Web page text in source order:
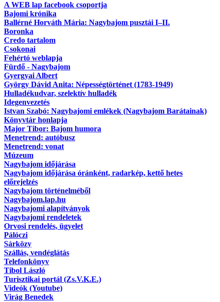
A WEB lap facebook csoportja
Bajomi krónika
Ballérné Horváth Mária: Nagybajom pusztái I–II.
Boronka
Credo tartalom
Csokonai
Fehértó weblapja
Fürdő - Nagybajom
Gyergyai Albert
György Dávid Anita: Népességtörténet (1783-1949)
Hulladékudvar, szelektív hulladék
Idegenvezetés
Istvan Szabó: Nagybajomi emlékek (Nagybajom Barátainak)
Könyvtár honlapja
Major Tibor: Bajom humora
Menetrend: autóbusz
Menetrend: vonat
Múzeum
Nagybajom időjárása
Nagybajom időjárása óránként, radarkép, kettő hetes
előrejelzés
Nagybajom történelméből
Nagybajom.lap.hu
Nagybajomi alapítványok
Nagybajomi rendeletek
Orvosi rendelés, ügyelet
Pálóczi
Sárközy
Szállás, vendéglátás
Telefonkönyv
Tibol László
Turisztikai portál (Zs.V.K.E.)
Videók (Youtube)
Virág Benedek